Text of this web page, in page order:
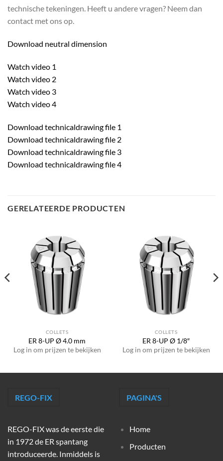
technische tekeningen. Heeft u andere vragen? Neem dan
contact met ons op.
Download neutral dimension
Watch video 1
Watch video 2
Watch video 3
Watch video 4
Download technicaldrawing file 1
Download technicaldrawing file 2
Download technicaldrawing file 3
Download technicaldrawing file 4
GERELATEERDE PRODUCTEN
COLLETS
ER 8-UP Ø 4.0 mm
Log in om prijzen te bekijken
COLLETS
ER 8-UP Ø 1/8″
Log in om prijzen te bekijken
REGO-FIX
REGO-FIX was de eerste die
in 1972 de ER spantang
introduceerde. Inmiddels is
PAGINA'S
Home
Producten